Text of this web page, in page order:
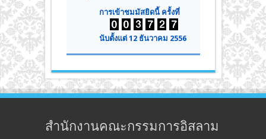
การเข้าชมมัสยิดนี้ ครั้งที่
นับตั้งแต่ 12 ธันวาคม 2556
สำนักงานคณะกรรมการอิสลาม